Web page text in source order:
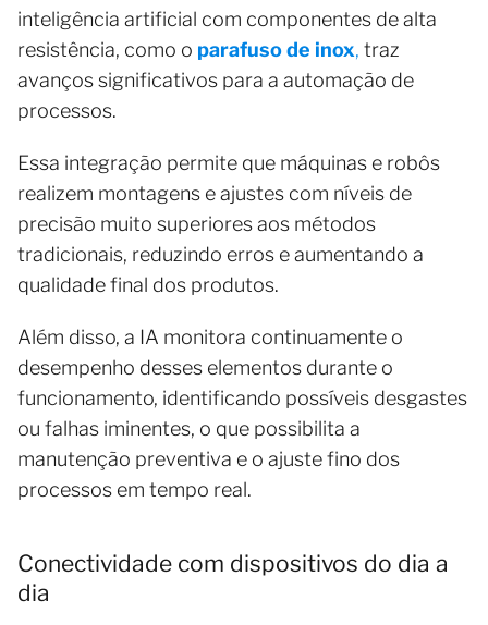
inteligência artificial com componentes de alta
resistência, como o parafuso de inox, traz
avanços significativos para a automação de
processos.
Essa integração permite que máquinas e robôs
realizem montagens e ajustes com níveis de
precisão muito superiores aos métodos
tradicionais, reduzindo erros e aumentando a
qualidade final dos produtos.
Além disso, a IA monitora continuamente o
desempenho desses elementos durante o
funcionamento, identificando possíveis desgastes
ou falhas iminentes, o que possibilita a
manutenção preventiva e o ajuste fino dos
processos em tempo real.
Conectividade com dispositivos do dia a
dia